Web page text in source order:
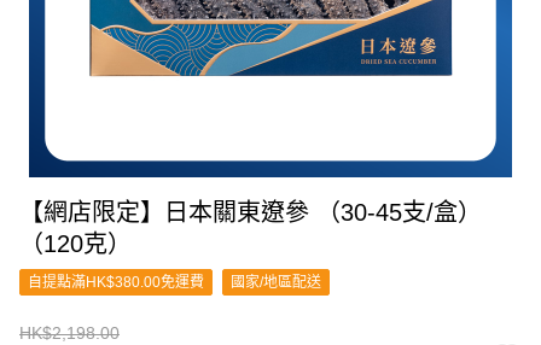
【網店限定】日本關東遼參 （30-45支/盒）
（120克）
自提點滿HK$380.00免運費 國家/地區配送
HK$2,198.00